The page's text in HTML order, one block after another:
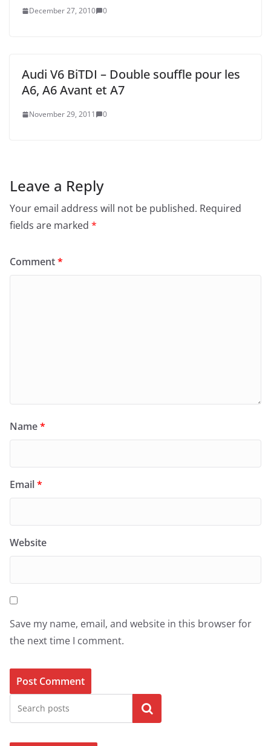
December 27, 2010 0
Audi V6 BiTDI – Double souffle pour les
A6, A6 Avant et A7
November 29, 2011 0
Leave a Reply
Your email address will not be published. Required
fields are marked *
Comment*
Name*
Email*
Website
Save my name, email, and website in this browser for
the next time I comment.
Search